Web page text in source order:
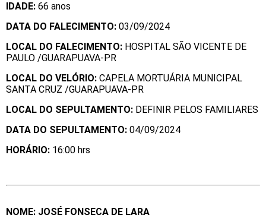
IDADE: 66 anos
DATA DO FALECIMENTO: 03/09/2024
LOCAL DO FALECIMENTO: HOSPITAL SÃO VICENTE DE
PAULO /GUARAPUAVA-PR
LOCAL DO VELÓRIO: CAPELA MORTUÁRIA MUNICIPAL
SANTA CRUZ /GUARAPUAVA-PR
LOCAL DO SEPULTAMENTO: DEFINIR PELOS FAMILIARES
DATA DO SEPULTAMENTO: 04/09/2024
HORÁRIO: 16:00 hrs
NOME: JOSÉ FONSECA DE LARA